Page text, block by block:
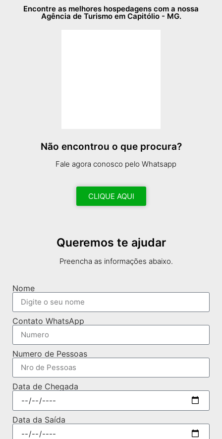
Encontre as melhores hospedagens com a nossa
Agência de Turismo em Capitólio - MG.
Não encontrou o que procura?
Fale agora conosco pelo Whatsapp
CLIQUE AQUI
Queremos te ajudar
Preencha as informações abaixo.
Nome
Contato WhatsApp
Numero de Pessoas
Data de Chegada
Data da Saída